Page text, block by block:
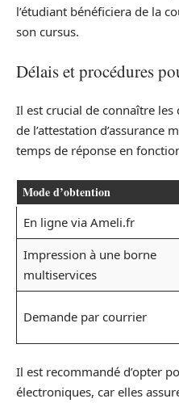
l’étudiant bénéficiera de la
son cursus.
Délais et procédures
Il est crucial de connaître les
de l’attestation d’assurance
temps de réponse en
Mode d’obtention
En ligne via Ameli.fr
Impression à une borne
multiservices
Demande par courrier
Il est recommandé d’opter
électroniques, car elles